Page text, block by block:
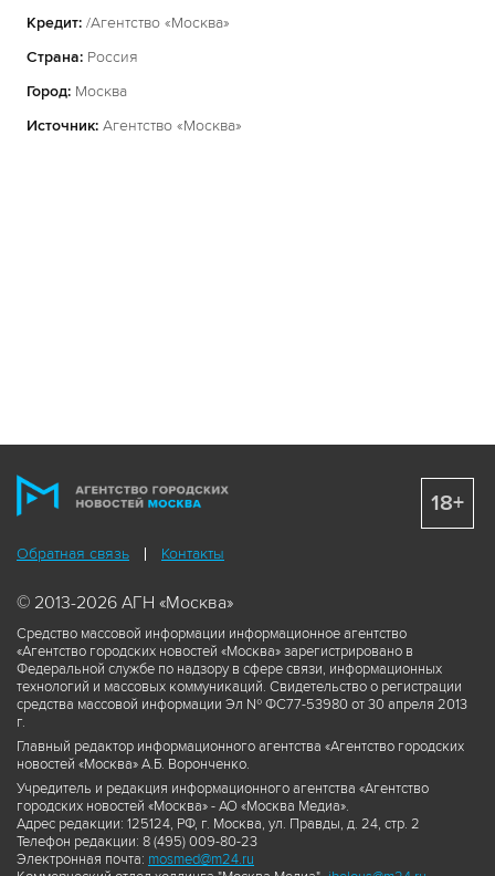
Кредит: /Агентство «Москва»
Страна: Россия
Город: Москва
Источник: Агентство «Москва»
Обратная связь Контакты
© 2013-2026 АГН «Москва»
Средство массовой информации информационное агентство
«Агентство городских новостей «Москва» зарегистрировано в
Федеральной службе по надзору в сфере связи, информационных
технологий и массовых коммуникаций. Свидетельство о регистрации
средства массовой информации Эл № ФС77-53980 от 30 апреля 2013
г.
Главный редактор информационного агентства «Агентство городских
новостей «Москва» А.Б. Воронченко.
Учредитель и редакция информационного агентства «Агентство
городских новостей «Москва» - АО «Москва Медиа».
Адрес редакции: 125124, РФ, г. Москва, ул. Правды, д. 24, стр. 2
Телефон редакции: 8 (495) 009-80-23
Электронная почта: mosmed@m24.ru
18+